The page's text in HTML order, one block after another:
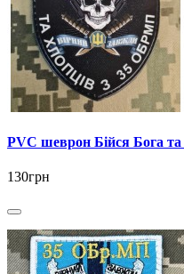
PVC шеврон Бійся Бога
130грн